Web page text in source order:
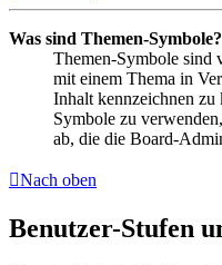
Was sind Themen-Symbole?
Themen-Symbole sind
mit einem Thema in
Inhalt kennzeichnen
Symbole zu
ab, die die Board-
Nach oben
Benutzer-Stufen